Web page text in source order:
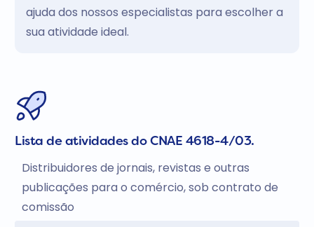
ajuda dos nossos especialistas para escolher a
sua atividade ideal.
Lista de atividades do CNAE 4618-4/03.
Distribuidores de jornais, revistas e outras
publicações para o comércio, sob contrato de
comissão